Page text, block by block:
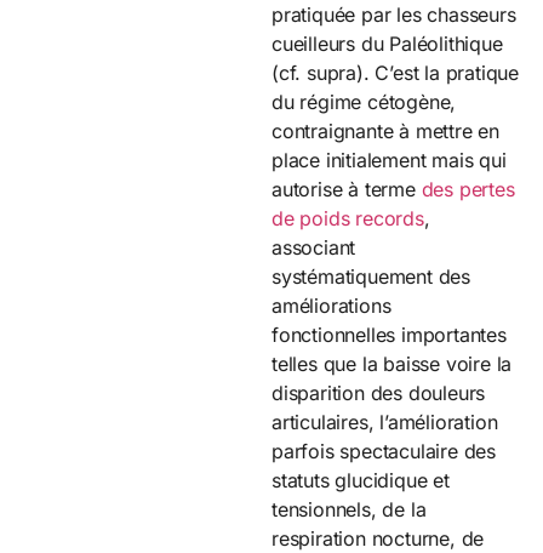
pratiquée par les chasseurs
cueilleurs du Paléolithique
(cf. supra). C’est la pratique
du régime cétogène,
contraignante à mettre en
place initialement mais qui
autorise à terme des pertes
de poids records,
associant
systématiquement des
améliorations
fonctionnelles importantes
telles que la baisse voire la
disparition des douleurs
articulaires, l’amélioration
parfois spectaculaire des
statuts glucidique et
tensionnels, de la
respiration nocturne, de